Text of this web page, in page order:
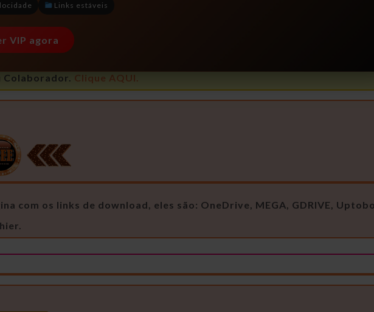
Links estáveis
VIP agora
Colaborador. Clique AQUI.
com os links de download, eles são: OneDrive, MEGA, GDRIVE,